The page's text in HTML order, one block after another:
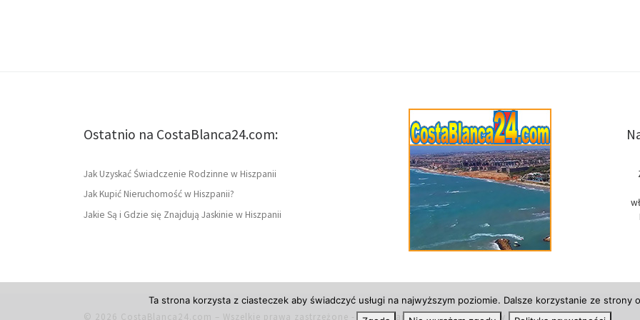
Ostatnio na CostaBlanca24.com:
Jak Uzyskać Świadczenie Rodzinne w Hiszpanii
Jak Kupić Nieruchomość w Hiszpanii?
Jakie Są i Gdzie się Znajdują Jaskinie w Hiszpanii
© 2026 CostaBlanca24.com – Wszelkie prawa zastrzeżone - Costa Blanca w Hiszpanii, newsy i informacje.
Ta strona korzysta z ciasteczek aby świadczyć usługi na najwyższym poziomie. Dalsze korzystanie ze strony